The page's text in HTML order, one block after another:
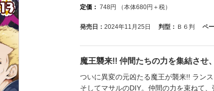
定価： 748円 （本体680円＋税）
発売日： 2024年11月25日 判型： Ｂ６判 ペ
魔王襲来!! 仲間たちの力を集結させ
ついに異変の元凶たる魔王が襲来!! ラン
そしてマサルのDIY。仲間の力を束ねて